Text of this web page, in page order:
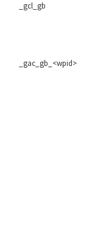
_gcl_gb
_gac_gb_<wpid>